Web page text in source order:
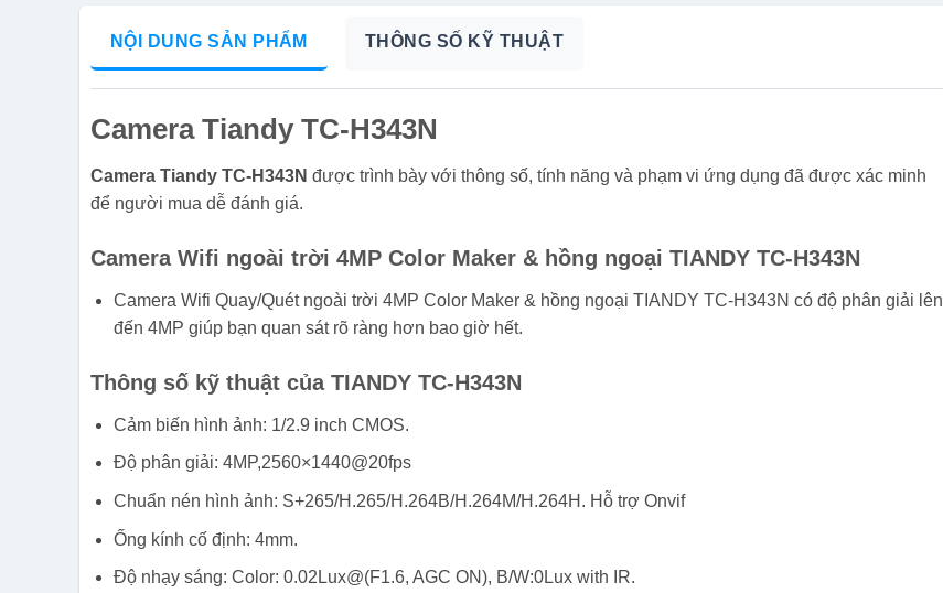
NỘI DUNG SẢN PHẨM THÔNG SỐ KỸ THUẬT
Camera Tiandy TC-H343N
Camera Tiandy TC-H343N được trình bày với thông số, tính năng và phạm vi ứng dụng đã được xác minh
để người mua dễ đánh giá.
Camera Wifi ngoài trời 4MP Color Maker & hồng ngoại TIANDY TC-H343N
Camera Wifi Quay/Quét ngoài trời 4MP Color Maker & hồng ngoại TIANDY TC-H343N có độ phân giải lên
đến 4MP giúp bạn quan sát rõ ràng hơn bao giờ hết.
Thông số kỹ thuật của TIANDY TC-H343N
Cảm biến hình ảnh: 1/2.9 inch CMOS.
Độ phân giải: 4MP,2560×1440@20fps
Chuẩn nén hình ảnh: S+265/H.265/H.264B/H.264M/H.264H. Hỗ trợ Onvif
Ống kính cố định: 4mm.
Độ nhạy sáng: Color: 0.02Lux@(F1.6, AGC ON), B/W:0Lux with IR.